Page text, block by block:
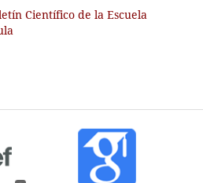
Científico de la Escuela